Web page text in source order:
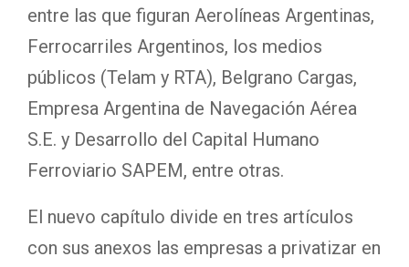
entre las que figuran Aerolíneas Argentinas,
Ferrocarriles Argentinos, los medios
públicos (Telam y RTA), Belgrano Cargas,
Empresa Argentina de Navegación Aérea
S.E. y Desarrollo del Capital Humano
Ferroviario SAPEM, entre otras.
El nuevo capítulo divide en tres artículos
con sus anexos las empresas a privatizar en